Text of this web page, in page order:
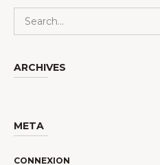
ARCHIVES
META
CONNEXION